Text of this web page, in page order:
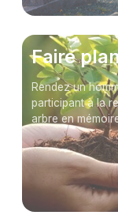
Faire
Rendez un
participant à la
arbre en